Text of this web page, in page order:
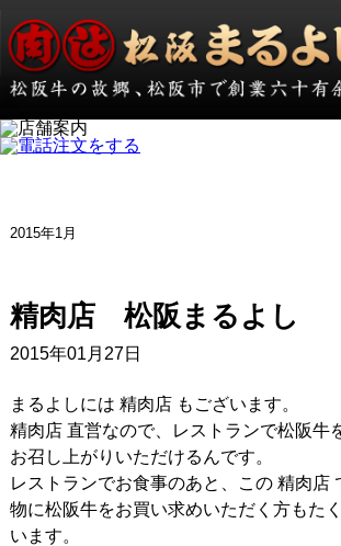
2015年1月
精肉店 松阪まるよし
2015年01月27日
まるよしには 精肉店 もございます。
精肉店 直営なので、レストランで松阪牛
お召し上がりいただけるんです。
レストランでお食事のあと、この 精肉店
物に松阪牛をお買い求めいただく方もた
います。